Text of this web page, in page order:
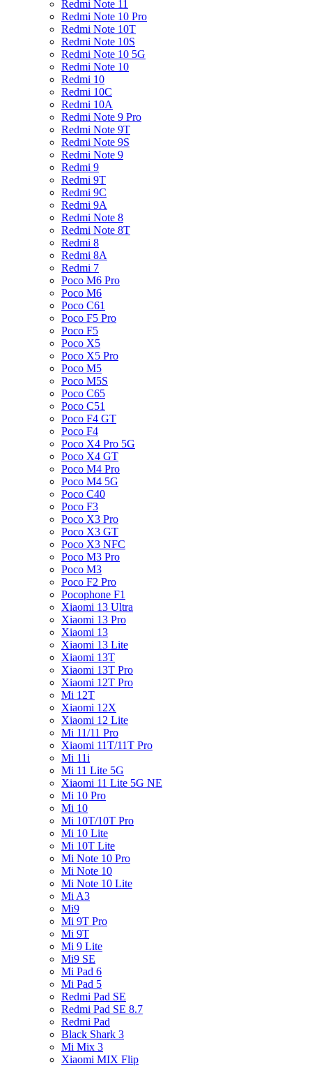
Redmi Note 11
Redmi Note 10 Pro
Redmi Note 10T
Redmi Note 10S
Redmi Note 10 5G
Redmi Note 10
Redmi 10
Redmi 10C
Redmi 10A
Redmi Note 9 Pro
Redmi Note 9T
Redmi Note 9S
Redmi Note 9
Redmi 9
Redmi 9T
Redmi 9C
Redmi 9A
Redmi Note 8
Redmi Note 8T
Redmi 8
Redmi 8A
Redmi 7
Poco M6 Pro
Poco M6
Poco C61
Poco F5 Pro
Poco F5
Poco X5
Poco X5 Pro
Poco M5
Poco M5S
Poco C65
Poco C51
Poco F4 GT
Poco F4
Poco X4 Pro 5G
Poco X4 GT
Poco M4 Pro
Poco M4 5G
Poco C40
Poco F3
Poco X3 Pro
Poco X3 GT
Poco X3 NFC
Poco M3 Pro
Poco M3
Poco F2 Pro
Pocophone F1
Xiaomi 13 Ultra
Xiaomi 13 Pro
Xiaomi 13
Xiaomi 13 Lite
Xiaomi 13T
Xiaomi 13T Pro
Xiaomi 12T Pro
Mi 12T
Xiaomi 12X
Xiaomi 12 Lite
Mi 11/11 Pro
Xiaomi 11T/11T Pro
Mi 11i
Mi 11 Lite 5G
Xiaomi 11 Lite 5G NE
Mi 10 Pro
Mi 10
Mi 10T/10T Pro
Mi 10 Lite
Mi 10T Lite
Mi Note 10 Pro
Mi Note 10
Mi Note 10 Lite
Mi A3
Mi9
Mi 9T Pro
Mi 9T
Mi 9 Lite
Mi9 SE
Mi Pad 6
Mi Pad 5
Redmi Pad SE
Redmi Pad SE 8.7
Redmi Pad
Black Shark 3
Mi Mix 3
Xiaomi MIX Flip